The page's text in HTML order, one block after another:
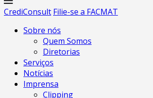
CrediConsult Filie-se a FACMAT
Sobre nós
Quem Somos
Diretorias
Serviços
Notícias
Imprensa
Clipping